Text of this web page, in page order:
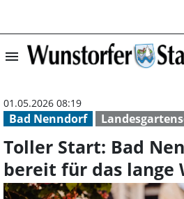
menu
Bad Nenndorf
01.05.2026 08:19
Toller Start: Bad
bereit für das lange